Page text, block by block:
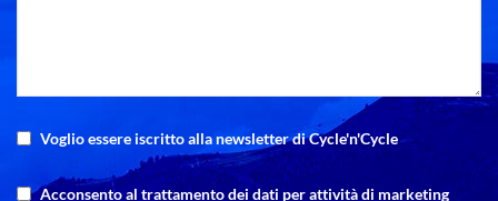
Voglio essere iscritto alla newsletter di Cycle'n'Cycle
Acconsento al trattamento dei dati per attività di marketing